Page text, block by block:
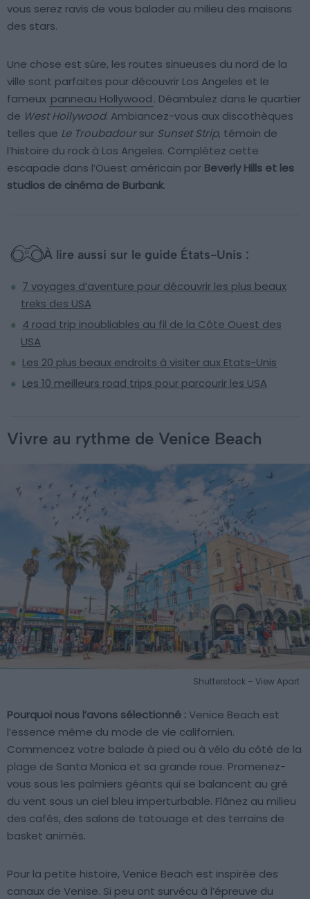
vous serez ravis de vous balader au milieu des maisons
des stars.
Une chose est sûre, les routes sinueuses du nord de la
ville sont parfaites pour découvrir Los Angeles et le
fameux panneau Hollywood. Déambulez dans le quartier
de West Hollywood. Ambiancez-vous aux discothèques
telles que Le Troubadoursur Sunset Strip, témoin de
l’histoire du rock à Los Angeles. Complétez cette
escapade dans l’Ouest américain par Beverly Hills et les
studios de cinéma de Burbank.
À lire aussi sur le guide États-Unis :
7 voyages d’aventure pour découvrir les plus beaux
treks des USA
4 road trip inoubliables au fil de la Côte Ouest des
USA
Les 20 plus beaux endroits à visiter aux Etats-Unis
Les 10 meilleurs road trips pour parcourir les USA
Vivre au rythme de Venice Beach
Shutterstock – View Apart
Pourquoi nous l’avons sélectionné :Venice Beach est
l’essence même du mode de vie californien.
Commencez votre balade à pied ou à vélo du côté de la
plage de Santa Monica et sa grande roue. Promenez-
vous sous les palmiers géants qui se balancent au gré
du vent sous un ciel bleu imperturbable. Flânez au milieu
des cafés, des salons de tatouage et des terrains de
basket animés.
Pour la petite histoire, Venice Beach est inspirée des
canaux de Venise. Si peu ont survécu à l’épreuve du